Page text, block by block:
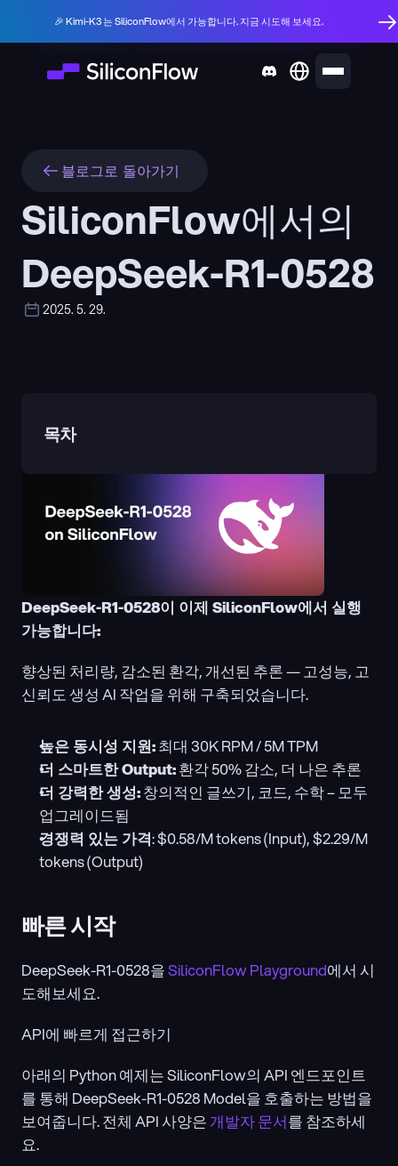
🎉 Kimi-K3 는 SiliconFlow에서 가능합니다. 지금 시도해 보세요.
블로그로 돌아가기
SiliconFlow에서의
DeepSeek-R1-0528
2025. 5. 29.
목차
DeepSeek-R1-0528이 이제 SiliconFlow에서 실행
가능합니다:
향상된 처리량, 감소된 환각, 개선된 추론 — 고성능, 고
신뢰도 생성 AI 작업을 위해 구축되었습니다.
높은 동시성 지원: 최대 30K RPM / 5M TPM
더 스마트한 Output: 환각 50% 감소, 더 나은 추론
더 강력한 생성: 창의적인 글쓰기, 코드, 수학 – 모두
업그레이드됨
경쟁력 있는 가격: $0.58/M tokens (Input), $2.29/M
tokens (Output)
빠른 시작
DeepSeek-R1-0528을 SiliconFlow Playground에서 시
도해보세요.
API에 빠르게 접근하기
아래의 Python 예제는 SiliconFlow의 API 엔드포인트
를 통해 DeepSeek-R1-0528 Model을 호출하는 방법을
보여줍니다. 전체 API 사양은 개발자 문서를 참조하세
요.